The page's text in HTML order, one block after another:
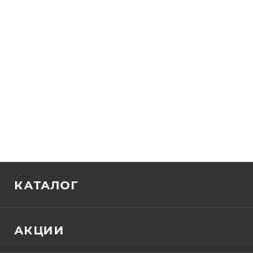
КАТАЛОГ
АКЦИИ